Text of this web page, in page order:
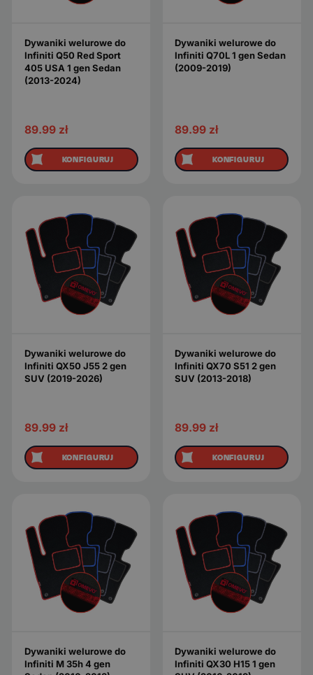
Dywaniki welurowe do
Infiniti Q50 Red Sport
405 USA 1 gen Sedan
(2013-2024)
89.99 zł
KONFIGURUJ
Dywaniki welurowe do
Infiniti Q70L 1 gen Sedan
(2009-2019)
89.99 zł
KONFIGURUJ
Dywaniki welurowe do
Infiniti QX50 J55 2 gen
SUV (2019-2026)
89.99 zł
KONFIGURUJ
Dywaniki welurowe do
Infiniti QX70 S51 2 gen
SUV (2013-2018)
89.99 zł
KONFIGURUJ
Dywaniki welurowe do
Infiniti M 35h 4 gen
Dywaniki welurowe do
Infiniti QX30 H15 1 gen